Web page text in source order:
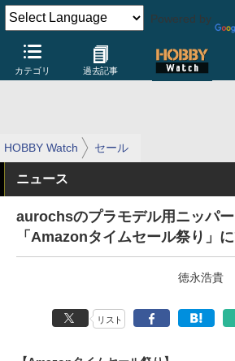
Powered by
カテゴリ 過去記事
HOBBY Watch セール
ニュース
aurochsのプラモデル用ニッパ
「Amazonタイムセール祭り」
徳永浩貴
リスト